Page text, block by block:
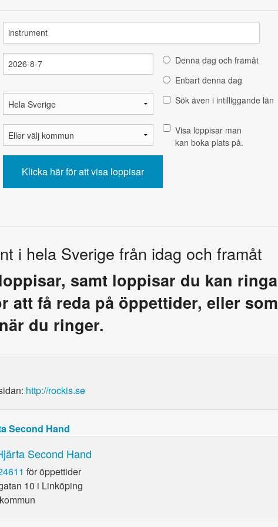
Denna dag och framåt
Enbart denna dag
Sök även i intilliggande län
Visa loppisar man
kan boka plats på.
i hela Sverige från idag och framåt
samt loppisar du kan ringa
att få reda på öppettider, eller som
du ringer.
http://rockis.se
Second Hand
Second Hand
för öppettider
10 i Linköping